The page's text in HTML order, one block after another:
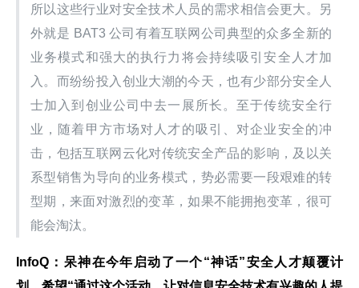
所以这些行业对安全技术人员的需求相信会更大。另
外就是 BAT3 公司有着互联网公司典型的众多全新的
业务模式和强大的执行力将会持续吸引安全人才加
入。而纷纷投入创业大潮的今天，也有少部分安全人
士加入到创业公司中去一展所长。至于传统安全行
业，随着甲方市场对人才的吸引、对企业安全的冲
击，包括互联网云化对传统安全产品的影响，及以关
系型销售为导向的业务模式，势必需要一段艰难的转
型期，来面对激烈的变革，如果不能拥抱变革，很可
能会淘汰。
InfoQ：呆神在今年启动了一个“神话”安全人才颠覆计